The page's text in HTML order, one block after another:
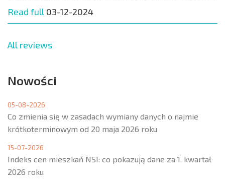
Read full 03-12-2024
All reviews
Nowości
05-08-2026
Co zmienia się w zasadach wymiany danych o najmie
krótkoterminowym od 20 maja 2026 roku
15-07-2026
Indeks cen mieszkań NSI: co pokazują dane za 1. kwartał
2026 roku